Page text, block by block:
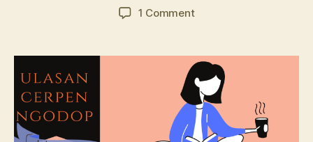
1 Commenton
Ngodop:
Jabat
Tangan
Lima
Puluh
Juta